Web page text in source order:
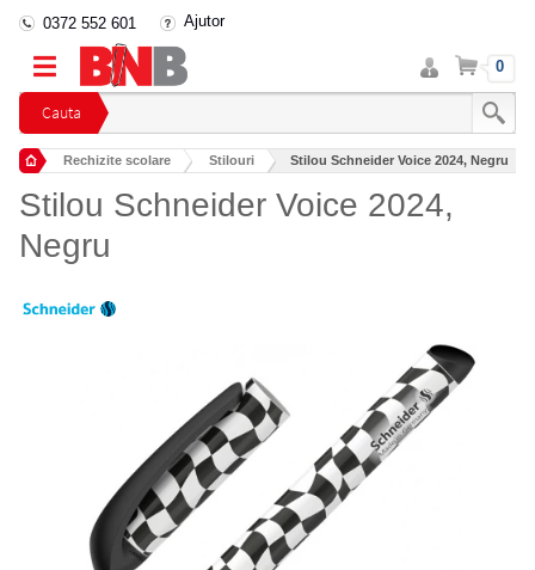
Cauta
0372 552 601 Ajutor
Intra
in
cont
Cos 0
Rechizite scolare Stilouri Stilou Schneider Voice 2024, Negru
Stilou Schneider Voice 2024,
Negru